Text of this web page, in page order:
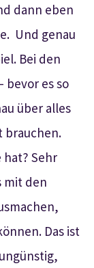
dann eben
Und genau
Bei den
bevor es so
über alles
brauchen.
Sehr
mit den
Das ist